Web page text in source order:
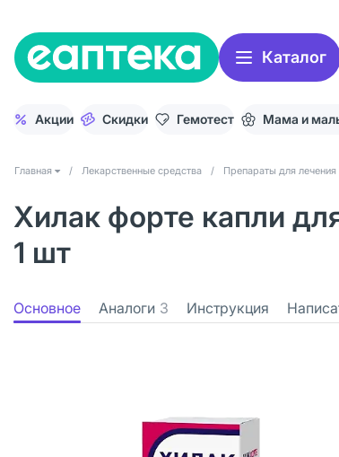
Каталог
Акции Скидки Гемотест Мама и
Главная / Лекарственные средства / Препараты для
Хилак форте капли
1 шт
Основное Аналоги 3 Инструкция